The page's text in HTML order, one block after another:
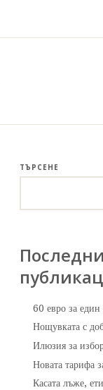
ТЪРСЕНЕ
Последни
60 евро за един
Нощувката с
Илюзия за
Новата тарифа
Касата лъже,